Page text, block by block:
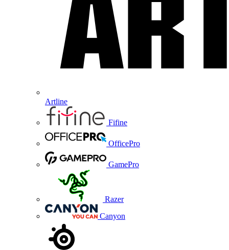
Artline
Fifine
OfficePro
GamePro
Razer
Canyon